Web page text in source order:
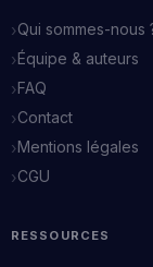
Qui sommes-nous
Équipe & auteurs
FAQ
Contact
Mentions légales
CGU
RESSOURCES